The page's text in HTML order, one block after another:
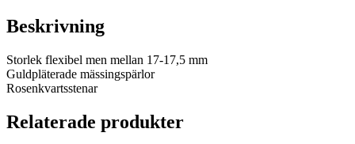
Beskrivning
Storlek flexibel men mellan 17-17,5 mm
Guldpläterade mässingspärlor
Rosenkvartsstenar
Relaterade produkter